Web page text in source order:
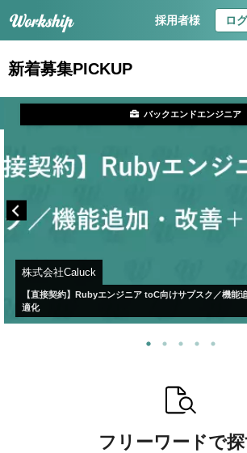
採用者様 ロ
新着募集PICKUP
株式会社Caluck
【直接契約】Rubyエンジニア toC向けサブスク／機能
適化
バックエンドエンジニア
フリーワードで